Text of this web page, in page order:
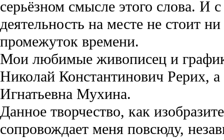
серьёзном смысле этого слова. И
деятельность на месте не стоит
промежуток времени.
Мои любимые живописец и
Николай Константинович Рерих,
Игнатьевна Мухина.
Данное творчество, как
сопровождает меня повсюду,